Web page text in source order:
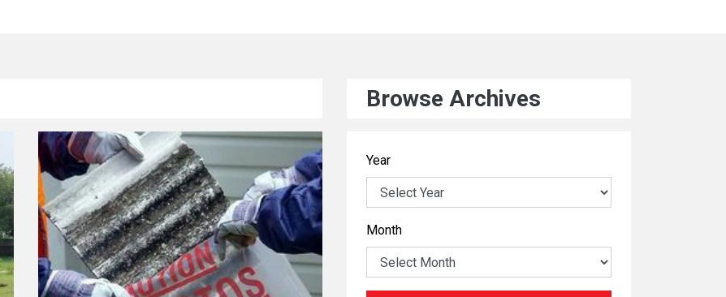
Browse Archives
Year
Month